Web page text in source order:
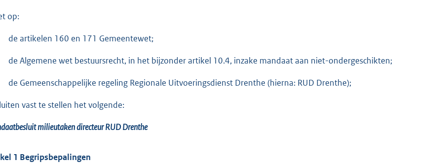
op:
de artikelen 160 en 171 Gemeentewet;
de Algemene wet bestuursrecht, in het bijzonder artikel 10.4, inzake mandaat aan niet-ondergeschikten;
de Gemeenschappelijke regeling Regionale Uitvoeringsdienst Drenthe (hierna: RUD Drenthe);
vast te stellen het volgende:
milieutaken directeur RUD Drenthe
1 Begripsbepalingen